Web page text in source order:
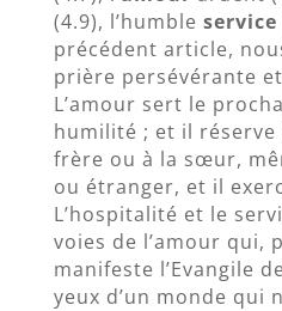
(4.9), l’humble service
précédent article,
prière persévérante
L’amour sert le
humilité ; et il réserve
frère ou à la sœur,
ou étranger, et il
L’hospitalité et le
voies de l’amour qui,
manifeste l’Evangile
yeux d’un monde qui